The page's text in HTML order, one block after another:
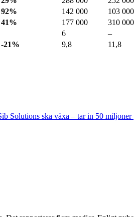
92% 142 000 103 000
41% 177 000 310 000
6
–
-21% 9,8 11,8
Solutions ska växa – tar in 50 miljoner